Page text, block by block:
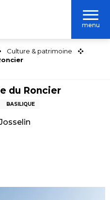
menu
Culture & patrimoine
du Roncier
BASILIQUE